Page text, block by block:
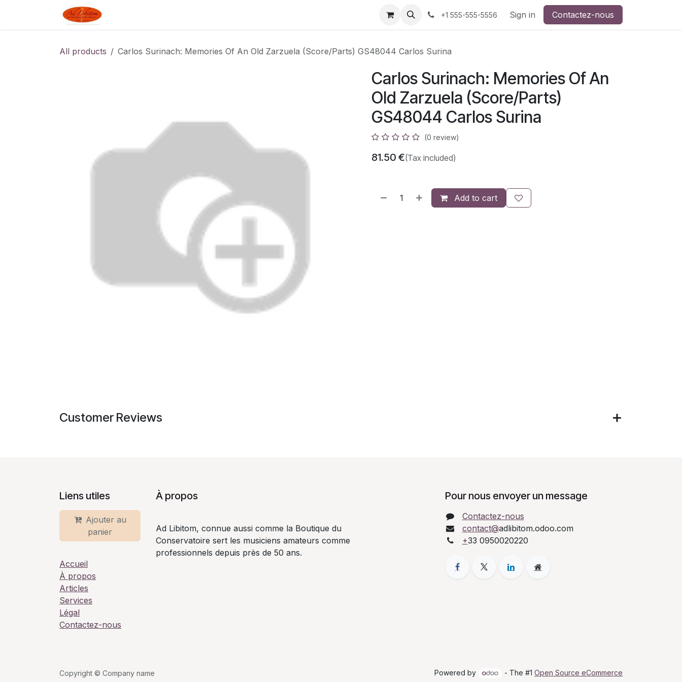
Appointment Contact us +1 555-555-5556 Sign in Contactez-nous
All products Carlos Surinach: Memories Of An Old Zarzuela (Score/Parts) GS48044 Carlos Surina
Carlos Surinach: Memories Of An
Old Zarzuela (Score/Parts)
GS48044 Carlos Surina
(0 review)
81.50 €(Tax included)
Add to cart
Customer Reviews
Liens utiles
Ajouter au
panier
Accueil
À propos
Articles
Services
Légal
Contactez-nous
À propos
Ad Libitom, connue aussi comme la Boutique du
Conservatoire sert les musiciens amateurs comme
professionnels depuis près de 50 ans.
Pour nous envoyer un message
Contactez-nous
contact@adlibitom.odoo.com
+33 0950020220
Copyright © Company name Powered by - The #1 Open Source eCommerce